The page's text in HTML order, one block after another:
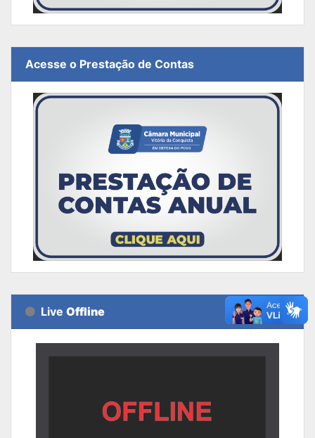
Acesse o Prestação de Contas
Live Offline